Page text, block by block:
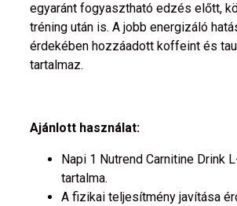
egyaránt fogyasztható edzés előtt,
tréning után is. A jobb energizáló
érdekében hozzáadott koffeint és
tartalmaz.
Ajánlott használat:
Napi 1 Nutrend Carnitine Drink
tartalma.
A fizikai teljesítmény javítása